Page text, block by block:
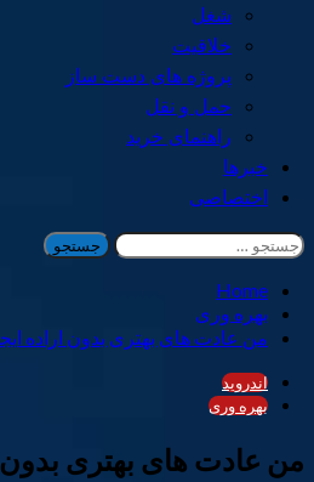
شغل
خلاقیت
پروژه های دست ساز
حمل و نقل
راهنمای خرید
خبرها
اختصاصی
جستجو
برای:
Home
بهره وری
من عادت های بهتری بدون اراده
اندروید
بهره وری
من عادت های بهتری بدون